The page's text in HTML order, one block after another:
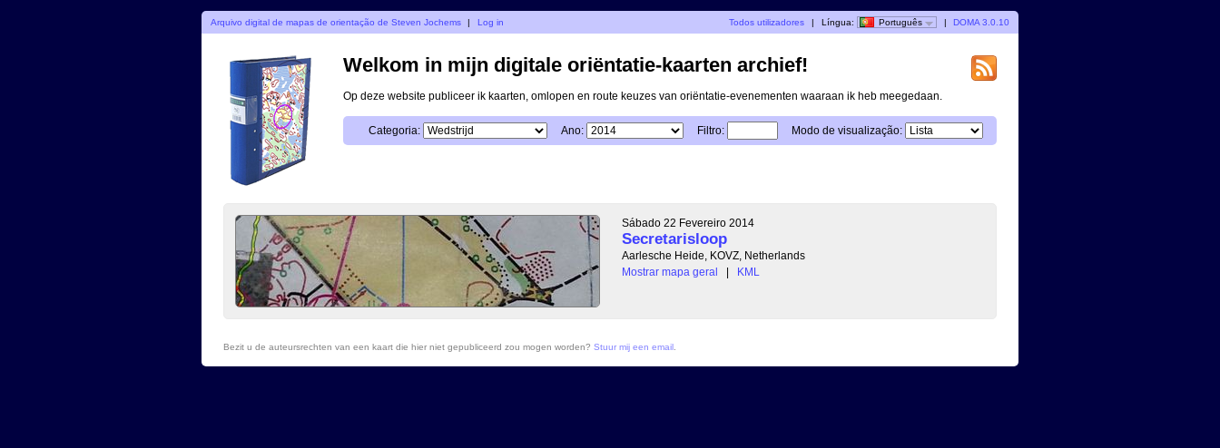
Arquivo digital de mapas de orientação de Steven Jochems | Log in Todos utilizadores | Língua: Português | DOMA 3.0.10
Welkom in mijn digitale oriëntatie-kaarten archief!
Op deze website publiceer ik kaarten, omlopen en route keuzes van oriëntatie-evenementen waaraan ik heb meegedaan.
Categoria: Ano: Filtro: Modo de visualização:
Sábado 22 Fevereiro 2014
Secretarisloop
Aarlesche Heide, KOVZ, Netherlands
Mostrar mapa geral
| KML
Bezit u de auteursrechten van een kaart die hier niet gepubliceerd zou mogen worden? Stuur mij een email